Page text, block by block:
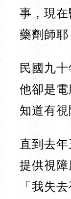
事，現
藥劑師耶
民國九
他卻是
知道有
直到去
提供視
「我失